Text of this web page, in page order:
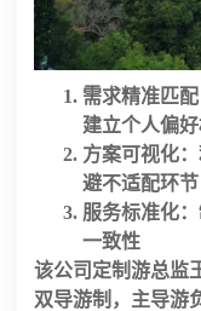
需求精准匹配
建立个人偏
方案可视化
避不适配环节
服务标准化
一致性
该公司定制游总监
双导游制 ，主导游